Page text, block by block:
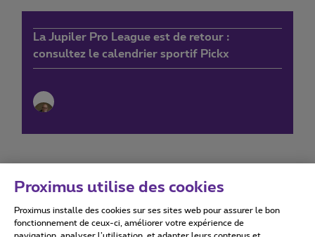
La Jupiler Pro League est de retour :
consultez le calendrier sportif Pickx
Conditions d'utilisation Accessibility statement
Proximus utilise des cookies
Proximus installe des cookies sur ses sites web pour assurer le bon
fonctionnement de ceux-ci, améliorer votre expérience de